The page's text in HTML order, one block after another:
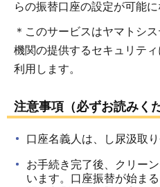
らの振替口座の設定が可能に
＊このサービスはヤマトシ
機関の提供するセキュリテ
利用します。
注意事項（必ずお読みく
口座名義人は、し尿汲取
お手続き完了後、クリー
います。口座振替が始ま